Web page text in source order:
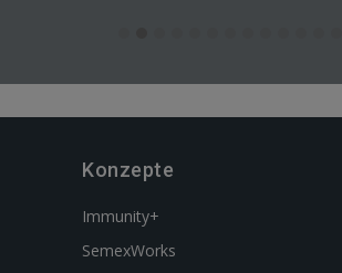
Konzepte
Immunity+
SemexWorks